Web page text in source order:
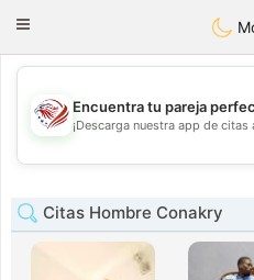
Toggle
💖
💕
Encuentra tu pareja
¡Descarga nuestra app de citas
Citas Hombre Conakry